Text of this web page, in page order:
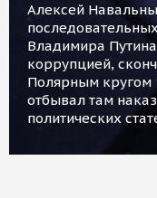
Алексей
Владимира
коррупцией,
Полярным кругом
отбывал там
политических